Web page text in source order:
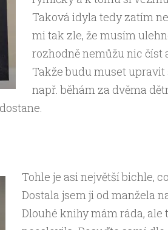
Taková idyla tedy zatím
mi tak zle, že musím
rozhodně nemůžu nic číst
Takže budu muset upravit
např. běhám za dvěma
Tohle je asi největší bichle,
Dostala jsem ji od manžela
Dlouhé knihy mám ráda, ale